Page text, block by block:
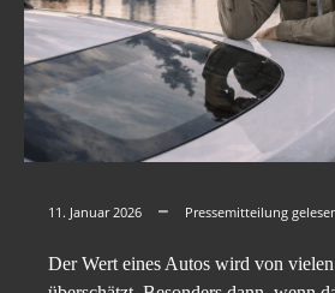
11. Januar 2026 Pressemitteilung
Der Wert eines Autos wird von